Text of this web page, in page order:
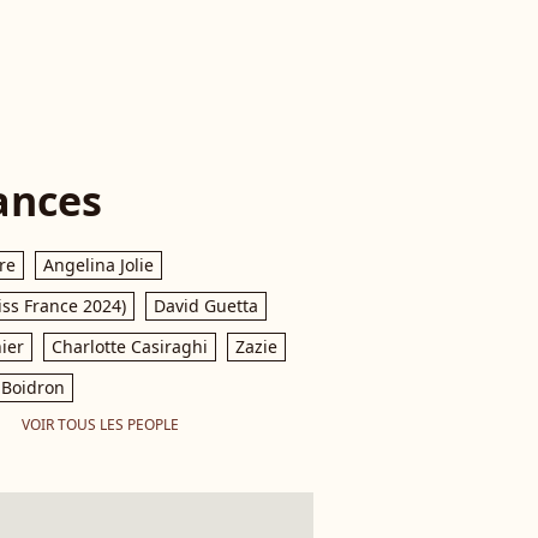
Angelina Jolie
France 2024)
David Guetta
Charlotte Casiraghi
Zazie
VOIR TOUS LES PEOPLE